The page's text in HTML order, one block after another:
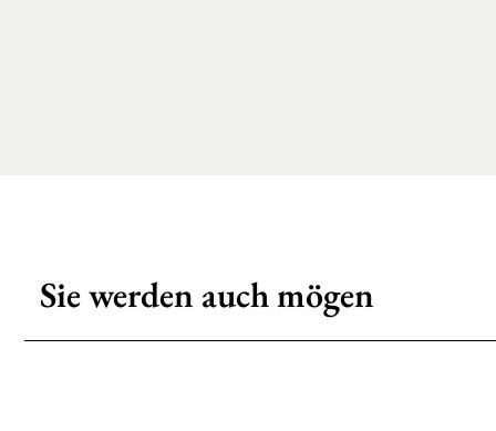
Sie werden auch mögen